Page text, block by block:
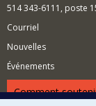
and
514 343-6111, poste
Courriel
Nouvelles
Événements
Comment